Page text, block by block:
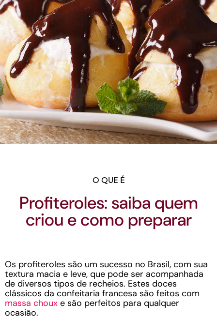
O QUE É
Profiteroles: saiba quem
criou e como preparar
Os profiteroles são um sucesso no Brasil, com sua
textura macia e leve, que pode ser acompanhada
de diversos tipos de recheios. Estes doces
clássicos da confeitaria francesa são feitos com
massa choux e são perfeitos para qualquer
ocasião.